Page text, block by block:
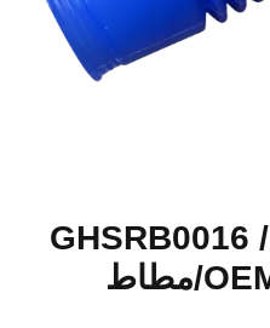
غطاء رف التوجيه GHSRB0016 /
OEM: 45536-OK010/مطاط